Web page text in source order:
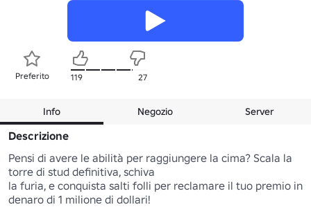
Preferito 119 27
Info Negozio Server
Descrizione
Pensi di avere le abilità per raggiungere la cima? Scala la
torre di stud definitiva, schiva
la furia, e conquista salti folli per reclamare il tuo premio in
denaro di 1 milione di dollari!